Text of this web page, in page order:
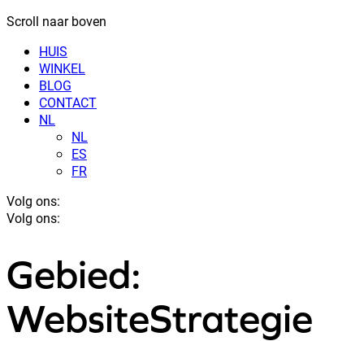
Scroll naar boven
HUIS
WINKEL
BLOG
CONTACT
NL
NL
ES
FR
Volg ons:
Volg ons:
Gebied:
WebsiteStrategie